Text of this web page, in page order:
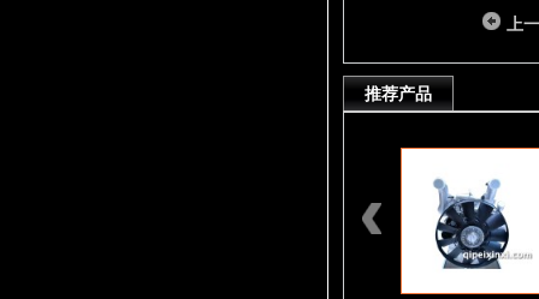
上
推荐产品